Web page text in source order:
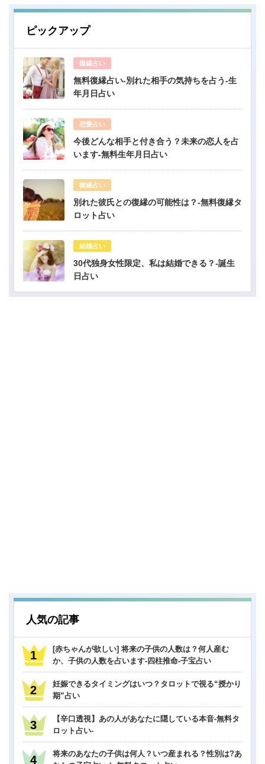
ピックアップ
復縁占い
無料復縁占い-別れた相手の気持ちを占う-生
年月日占い
恋愛占い
今後どんな相手と付き合う？未来の恋人を占
います-無料生年月日占い
復縁占い
別れた彼氏との復縁の可能性は？-無料復縁タ
ロット占い
結婚占い
30代独身女性限定、私は結婚できる？-誕生
日占い
人気の記事
[赤ちゃんが欲しい] 将来の子供の人数は？何人産む
か、子供の人数を占います-四柱推命-子宝占い
妊娠できるタイミングはいつ？タロットで視る“授かり
期”占い
【辛口透視】あの人があなたに隠している本音-無料タ
ロット占い-
将来のあなたの子供は何人？いつ産まれる？性別は?あ